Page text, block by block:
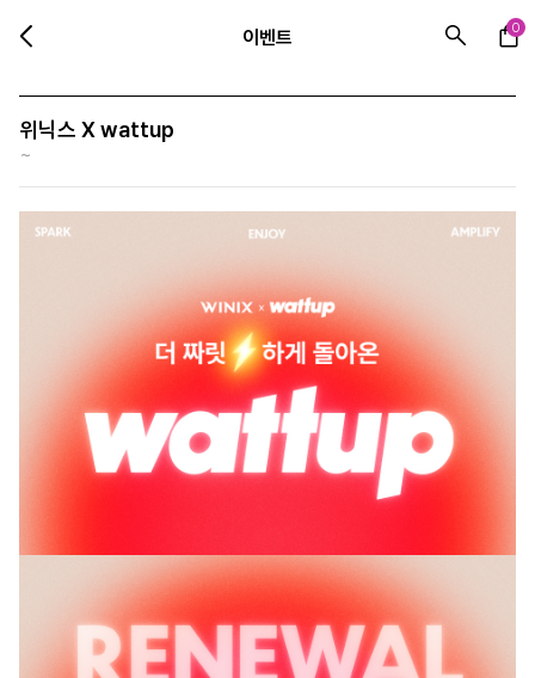
이벤트 0
위닉스 X wattup
~